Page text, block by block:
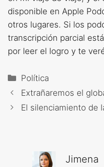
disponible en Apple
otros lugares. Si los
transcripción parcial
por leer el logro y te
Categorías
Política
Extrañaremos el
El silenciamiento de
Jimena